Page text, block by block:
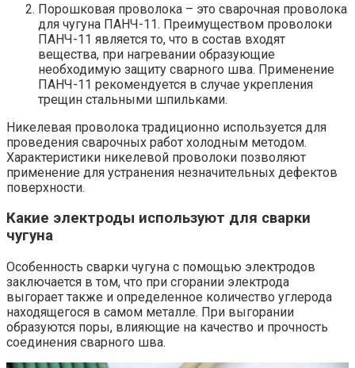
Порошковая проволока – это сварочная проволока
для чугуна ПАНЧ-11. Преимуществом проволоки
ПАНЧ-11 является то, что в состав входят
вещества, при нагревании образующие
необходимую защиту сварного шва. Применение
ПАНЧ-11 рекомендуется в случае укрепления
трещин стальными шпильками.
Никелевая проволока традиционно используется для
проведения сварочных работ холодным методом.
Характеристики никелевой проволоки позволяют
применение для устранения незначительных дефектов
поверхности.
Какие электроды используют для сварки
чугуна
Особенность сварки чугуна с помощью электродов
заключается в том, что при сгорании электрода
выгорает также и определенное количество углерода
находящегося в самом металле. При выгорании
образуются поры, влияющие на качество и прочность
соединения сварного шва.